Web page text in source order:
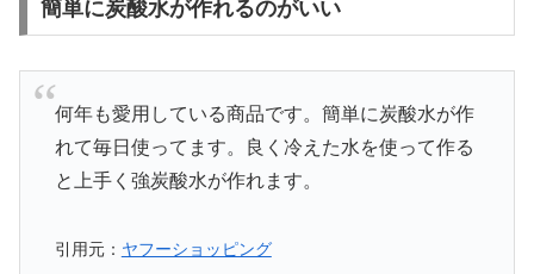
簡単に炭酸水が作れるのがいい
何年も愛用している商品です。簡単に炭酸水が作
れて毎日使ってます。良く冷えた水を使って作る
と上手く強炭酸水が作れます。
引用元： ヤフーショッピング